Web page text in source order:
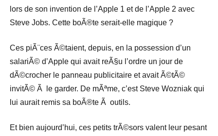
lors de son invention de l’Apple 1 et de l’Apple 2 avec
Steve Jobs. Cette boÃ®te serait-elle magique ?
Ces piÃ¨ces Ã©taient, depuis, en la possession d’un
salariÃ© d’Apple qui avait reÃ§u l’ordre un jour de
dÃ©crocher le panneau publicitaire et avait Ã©tÃ©
invitÃ© Ã le garder. De mÃªme, c’est Steve Wozniak qui
lui aurait remis sa boÃ®te Ã outils.
Et bien aujourd’hui, ces petits trÃ©sors valent leur pesant